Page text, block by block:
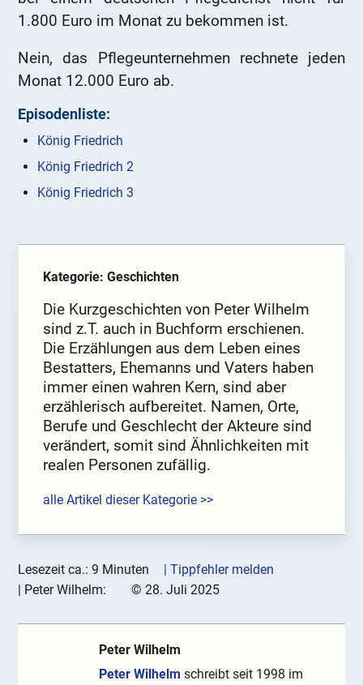
1.800 Euro im Monat zu bekommen ist.
Nein, das Pflegeunternehmen rechnete jeden
Monat 12.000 Euro ab.
Episodenliste:
König Friedrich
König Friedrich 2
König Friedrich 3
Kategorie: Geschichten
Die Kurzgeschichten von Peter Wilhelm
sind z.T. auch in Buchform erschienen.
Die Erzählungen aus dem Leben eines
Bestatters, Ehemanns und Vaters haben
immer einen wahren Kern, sind aber
erzählerisch aufbereitet. Namen, Orte,
Berufe und Geschlecht der Akteure sind
verändert, somit sind Ähnlichkeiten mit
realen Personen zufällig.
alle Artikel dieser Kategorie >>
Lesezeit ca.: 9 Minuten
| Tippfehler melden
| Peter Wilhelm: © 28. Juli 2025
Peter Wilhelm
Peter Wilhelm schreibt seit 1998 im